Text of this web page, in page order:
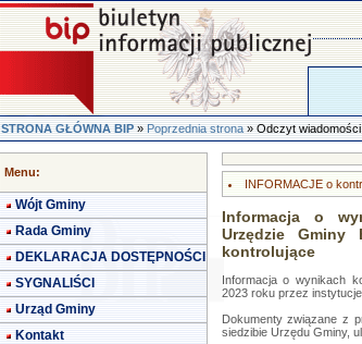
STRONA GŁÓWNA BIP»Poprzednia strona» Odczyt wiadomości
Menu:
Wójt Gminy
Rada Gminy
DEKLARACJA DOSTĘPNOŚCI
SYGNALIŚCI
Urząd Gminy
Kontakt
INFORMACJE o
Informacja o
Urzędzie
kontrolujące
Informacja o wynikach
2023 roku przez
Dokumenty związane z
siedzibie Urzędu Gminy,